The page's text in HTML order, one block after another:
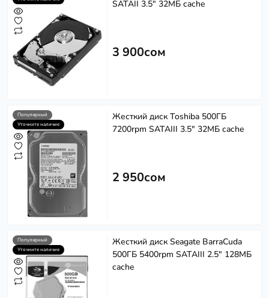
SATAII 3.5" 32МБ cache
3 900сом
Популярный
Уточните наличие
Жесткий диск Toshiba 500ГБ
7200rpm SATAIII 3.5" 32МБ cache
2 950сом
Популярный
Уточните наличие
Жесткий диск Seagate BarraCuda
500ГБ 5400rpm SATAIII 2.5" 128МБ
cache